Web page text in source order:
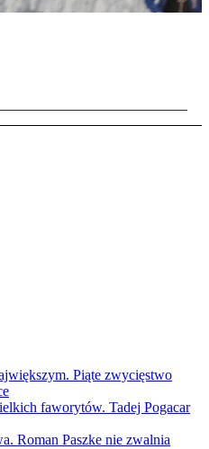
Piąte zwycięstwo
faworytów. Tadej Pogacar
Roman Paszke nie zwalnia